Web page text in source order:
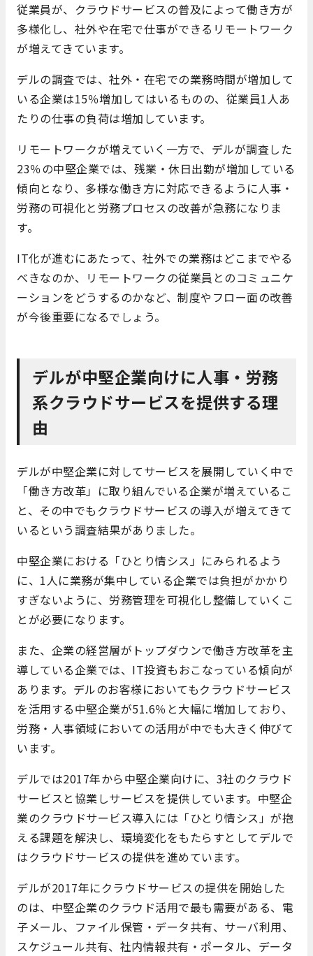
従業員が、クラウドサービスの普及によって働き方が
多様化し、社外や在宅で仕事ができるリモートワーク
が増えてきています。
デルの調査では、社外・在宅での業務時間が増加して
いる企業は15％増加してはいるものの、従業員1人あ
たりの仕事の負荷は増加しています。
リモートワークが増えていく一方で、デルが調査した
23％の中堅企業では、残業・休日出勤が増加している
傾向となり、多様な働き方に対応できるように人事・
労務の可視化と労務プロセスの改善が急務になりま
す。
IT化が進むにあたって、社外での業務はどこまでやる
べきなのか、リモートワークの従業員とのコミュニケ
ーションをどうするのかなど、制度やフロー面の改善
が今後重要になるでしょう。
デルが中堅企業向けに人事・労務
系クラウドサービスを提供する理
由
デルが中堅企業に対してサービスを展開していく中で
「働き方改革」に取り組んでいる企業が増えているこ
と、その中でもクラウドサービスの導入が増えてきて
いるという調査結果がありました。
中堅企業における「ひとり情シス」にみられるよう
に、1人に業務が集中している企業では負担がかかり
すぎないように、労務管理を可視化し整備していくこ
とが必要になります。
また、企業の経営層がトップダウンで働き方改革を主
導している企業では、IT投資もおこなっている傾向が
あります。デルのお客様においてもクラウドサービス
を活用する中堅企業が51.6％と大幅に増加しており、
労務・人事領域においての活用が中でも大きく伸びて
います。
デルでは2017年から中堅企業向けに、3社のクラウド
サービスと協業しサービスを提供しています。中堅企
業のクラウドサービス導入には「ひとり情シス」が抱
える課題を解決し、環境変化をもたらすとしてデルで
はクラウドサービスの提供を進めています。
デルが2017年にクラウドサービスの提供を開始した
のは、中堅企業のクラウド活用で最も需要がある、電
子メール、ファイル保管・データ共有、サーバ利用、
スケジュール共有、社内情報共有・ポータル、データ